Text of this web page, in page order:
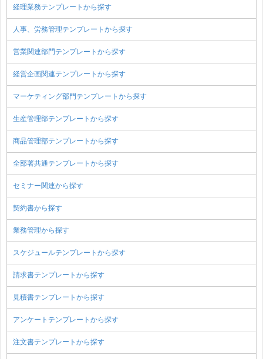
経理業務テンプレートから探す
人事、労務管理テンプレートから探す
営業関連部門テンプレートから探す
経営企画関連テンプレートから探す
マーケティング部門テンプレートから探す
生産管理部テンプレートから探す
商品管理部テンプレートから探す
全部署共通テンプレートから探す
セミナー関連から探す
契約書から探す
業務管理から探す
スケジュールテンプレートから探す
請求書テンプレートから探す
見積書テンプレートから探す
アンケートテンプレートから探す
注文書テンプレートから探す